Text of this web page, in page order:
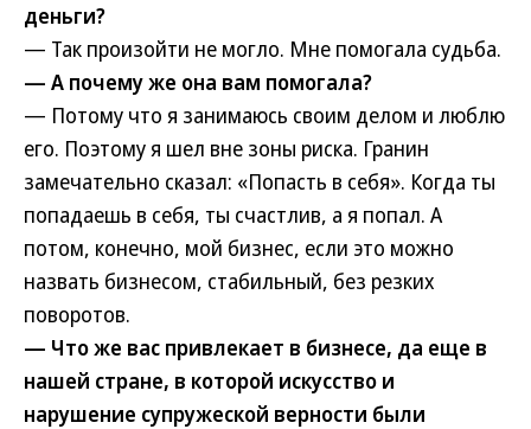
деньги?
— Так произойти не могло. Мне помогала судьба.
— А почему же она вам помогала?
— Потому что я занимаюсь своим делом и люблю
его. Поэтому я шел вне зоны риска. Гранин
замечательно сказал: «Попасть в себя». Когда ты
попадаешь в себя, ты счастлив, а я попал. А
потом, конечно, мой бизнес, если это можно
назвать бизнесом, стабильный, без резких
поворотов.
— Что же вас привлекает в бизнесе, да еще в
нашей стране, в которой искусство и
нарушение супружеской верности были